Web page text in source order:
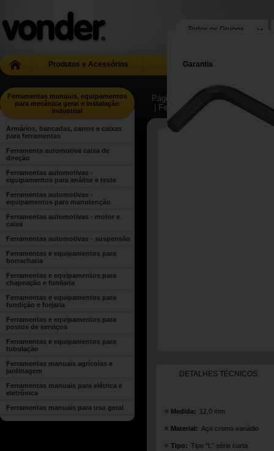
Produtos e Acessórios Garantia
Ferramentas manuais, equipamentos
para mecânica geral e instalação
industrial
Armários, bancadas, carros e caixas
para ferramentas
Ferramenta automotiva caixa de
direção
Ferramentas automotivas -
equipamentos para análise e teste
Ferramentas automotivas -
equipamentos para manutenção
Ferramentas automotivas - motor e
caixa
Ferramentas automotivas - suspensão
Ferramentas e equipamentos para
borracharia
Ferramentas e equipamentos para
chapeação e funilaria
Ferramentas e equipamentos para
fundição e forjaria
Ferramentas e equipamentos para
postos de serviços
Ferramentas e equipamentos para
tubulação
Ferramentas manuais agrícolas e
jardinagem
Ferramentas manuais para elétrica e
eletrônica
Ferramentas manuais para uso geral
Página Inicial
| Ferramentas
| Ferramentas manuais para uso
DETALHES TÉCNICOS
Medida: 12,0 mm
Material: Aço cromo vanádio
Tipo: Tipo "L" série curta